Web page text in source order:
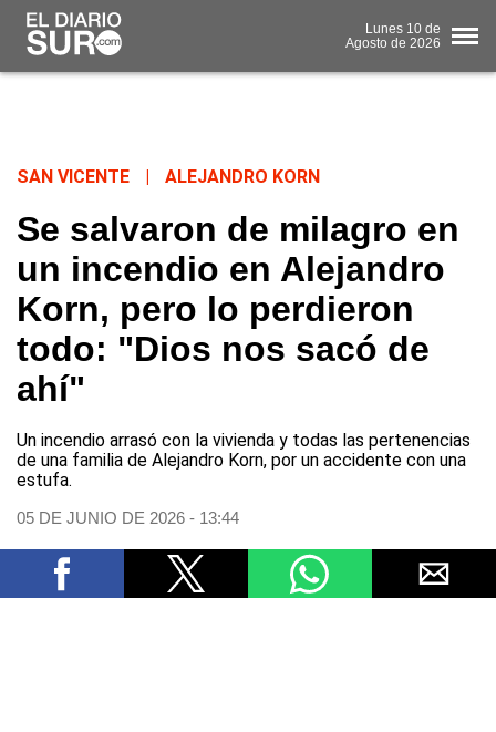
Lunes 10 de
Agosto de 2026
SAN VICENTE ALEJANDRO KORN
Se salvaron de milagro en
un incendio en Alejandro
Korn, pero lo perdieron
todo: "Dios nos sacó de
ahí"
Un incendio arrasó con la vivienda y todas las pertenencias
de una familia de Alejandro Korn, por un accidente con una
estufa.
05 DE JUNIO DE 2026 - 13:44